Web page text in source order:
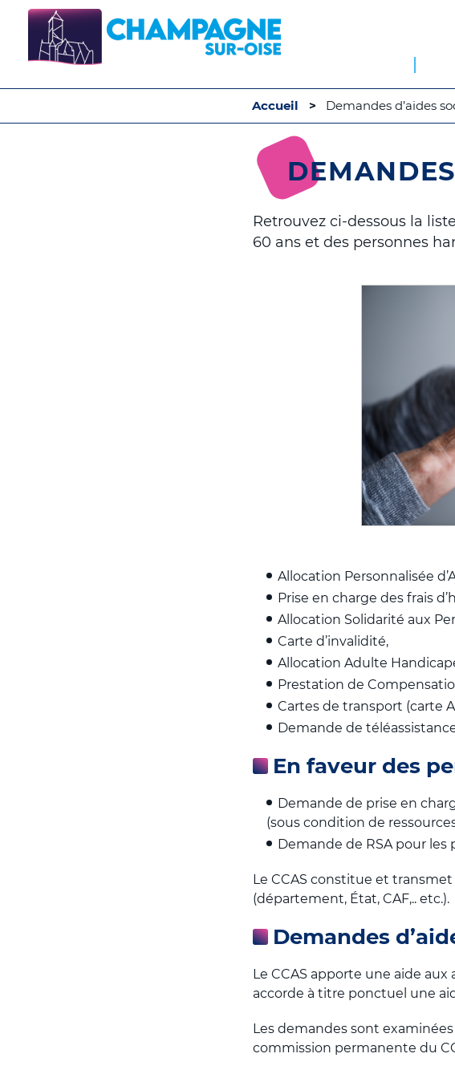
Accueil Demandes d’aides
Retrouvez ci-dessous la
60 ans et des personnes
Allocation Personnalisée
Prise en charge des frais
Allocation Solidarité aux
Carte d’invalidité,
Allocation Adulte
Prestation de
Cartes de transport (carte
Demande de
En faveur des
Demande de prise en
(sous condition de
Demande de RSA pour les
Le CCAS constitue et
(département, État, CAF,.. etc.).
Demandes
Le CCAS apporte une aide
accorde à titre ponctuel une
Les demandes sont
commission permanente du